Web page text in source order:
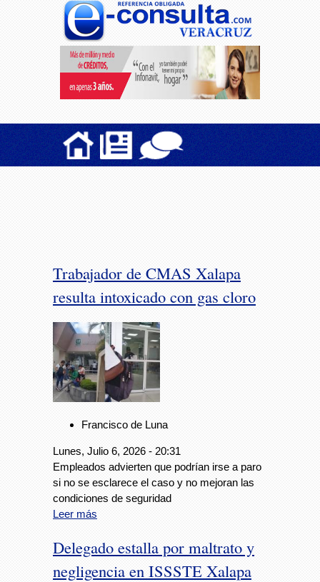
Trabajador de CMAS Xalapa
resulta intoxicado con gas cloro
Francisco de Luna
Lunes, Julio 6, 2026 - 20:31
Empleados advierten que podrían irse a paro
si no se esclarece el caso y no mejoran las
condiciones de seguridad
Leer más
Delegado estalla por maltrato y
negligencia en ISSSTE Xalapa